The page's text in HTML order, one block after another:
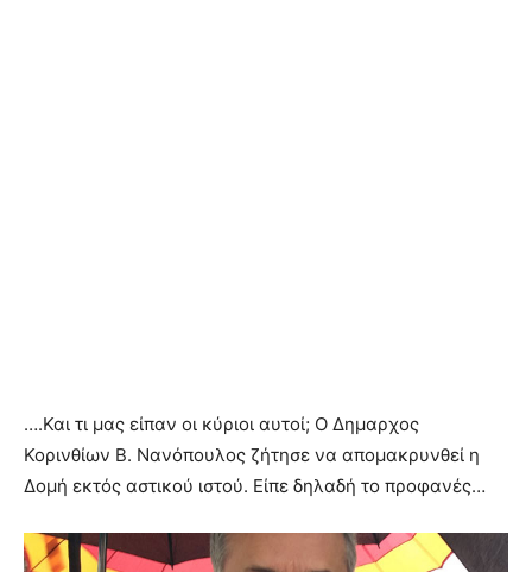
….Και τι μας είπαν οι κύριοι αυτοί; Ο Δημαρχος
Κορινθίων Β. Νανόπουλος ζήτησε να απομακρυνθεί η
Δομή εκτός αστικού ιστού. Είπε δηλαδή το προφανές…